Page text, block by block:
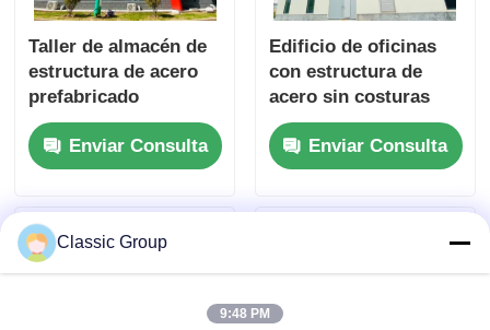
Taller de almacén de
estructura de acero
prefabricado
personalizado con
certificación
BREEAM
Enviar Consulta
Edificio de oficinas
con estructura de
acero sin costuras
industrial, taller
prefabricado y
almacén
Enviar Consulta
Classic Group
9:48 PM